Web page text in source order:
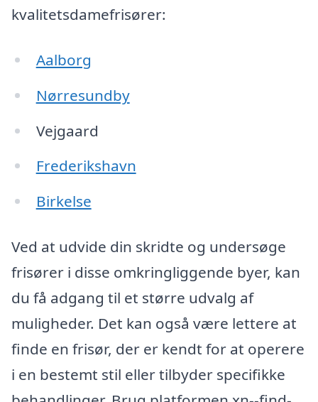
kvalitetsdamefrisører:
Aalborg
Nørresundby
Vejgaard
Frederikshavn
Birkelse
Ved at udvide din skridte og undersøge
frisører i disse omkringliggende byer, kan
du få adgang til et større udvalg af
muligheder. Det kan også være lettere at
finde en frisør, der er kendt for at operere
i en bestemt stil eller tilbyder specifikke